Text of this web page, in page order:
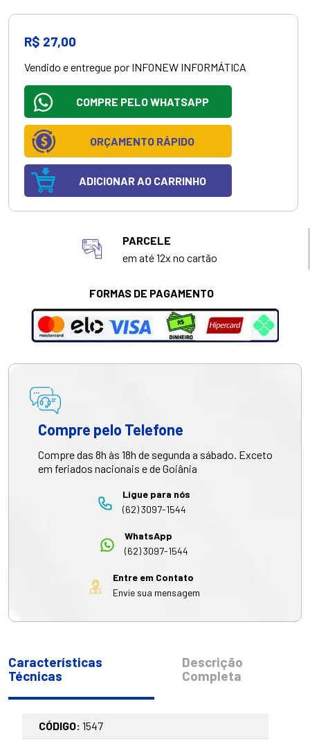
R$ 27,00
Vendido e entregue por INFONEW INFORMÁTICA
COMPRE PELO WHATSAPP
ORÇAMENTO RÁPIDO
ADICIONAR AO CARRINHO
PARCELE
em até 12x no cartão
FORMAS DE PAGAMENTO
Compre pelo Telefone
Compre das 8h às 18h de segunda a sábado. Exceto
em feriados nacionais e de Goiânia
Ligue para nós
(62) 3097-1544
WhatsApp
(62) 3097-1544
Entre em Contato
Envie sua mensagem
Características
Técnicas
Descrição
Completa
CÓDIGO: 1547